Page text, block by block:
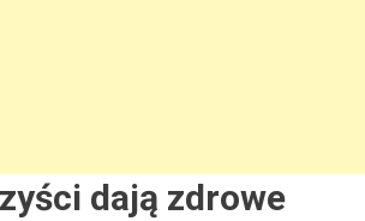
dają zdrowe